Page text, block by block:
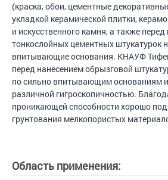
(краска, обои, цементные
укладкой керамической плитки,
и искусственного камня, а также
тонкослойных цементных штукатурок
впитывающие основания. КНАУФ
перед нанесением обрызговой
по сильно впитывающим основаниям
различной гигроскопичностью.
проникающей способности хорошо
грунтования мелкопористых
Область применения: